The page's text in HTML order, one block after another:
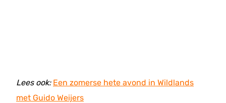
Lees ook: Een zomerse hete avond in Wildlands
met Guido Weijers